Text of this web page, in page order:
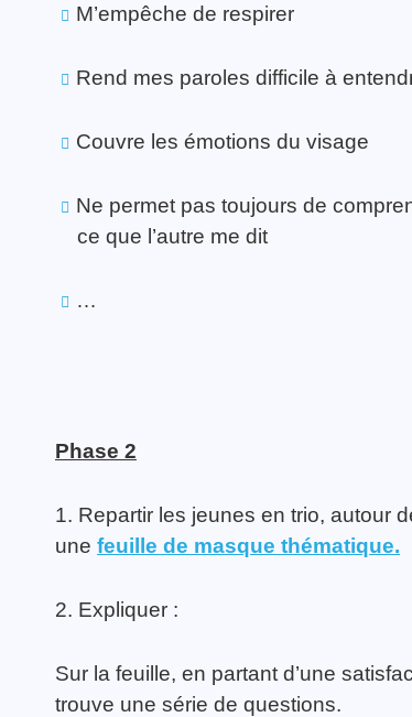
M’empêche de respirer
Rend mes paroles difficile à
Couvre les émotions du visage
Ne permet pas toujours de
ce que l’autre me dit
…
Phase 2
1. Repartir les jeunes en trio, autour
une feuille de masque thématique.
2. Expliquer :
Sur la feuille, en partant d’une
trouve une série de questions.